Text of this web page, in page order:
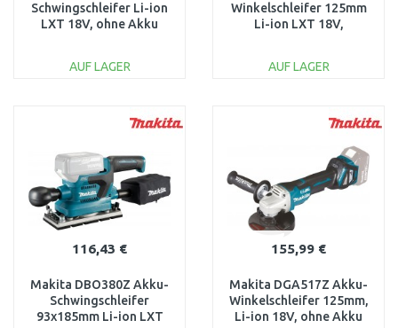
Schwingschleifer Li-ion
LXT 18V, ohne Akku
AUF LAGER
Winkelschleifer 125mm
Li-ion LXT 18V,
AUF LAGER
116,43 €
Makita DBO380Z Akku-
Schwingschleifer
93x185mm Li-ion LXT
155,99 €
Makita DGA517Z Akku-
Winkelschleifer 125mm,
Li-ion 18V, ohne Akku